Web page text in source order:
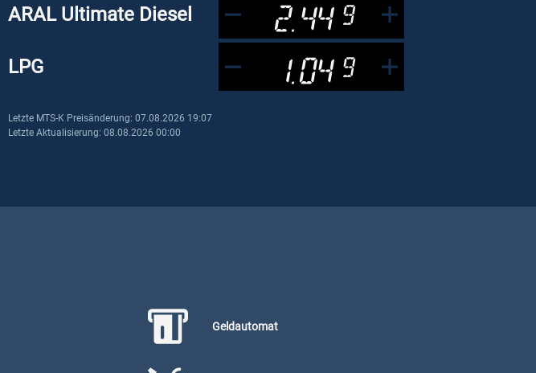
ARAL Ultimate Diesel 2.44 9
LPG 1.04 9
Letzte MTS-K Preisänderung: 07.08.2026 19:07
Letzte Aktualisierung: 08.08.2026 00:00
Geldautomat